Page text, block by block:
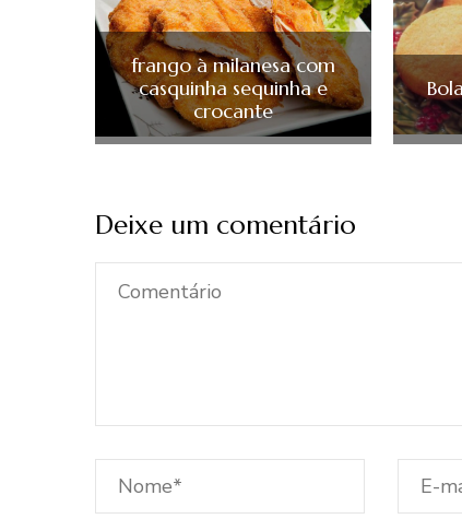
frango à milanesa com
casquinha sequinha e
crocante
Deixe um comentário